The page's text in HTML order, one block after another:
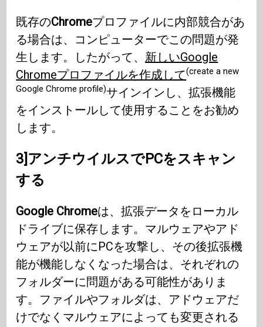
既存のChromeプロファイルに内部競合があ
る場合は、コンピューターでこの問題が発
生します。したがって、 新しいGoogle
Chromeプロファイルを作成して(create a new
Google Chrome profile)サインインし、拡張機能
をインストールして使用することをお勧め
します。
3]アンチウイルスでPCをスキャン
する
Google Chromeは、拡張データをローカル
ドライブに保存します。マルウェアやアド
ウェアが以前にPCを攻撃し、その後拡張機
能が機能しなくなった場合は、それぞれの
フォルダーに問題がある可能性がありま
す。ファイルやフォルダは、アドウェアだ
けでなくマルウェアによっても変更される